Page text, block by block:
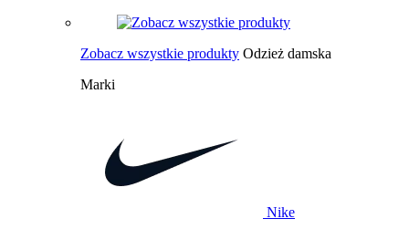
Zobacz wszystkie produkty Odzież damska
Marki
Nike